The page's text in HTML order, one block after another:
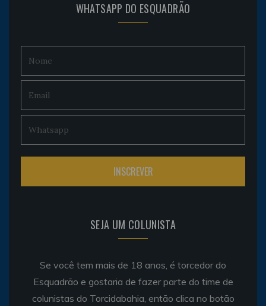
WHATSAPP DO ESQUADRÃO
SEJA UM COLUNISTA
Se você tem mais de 18 anos, é torcedor do
Esquadrão e gostaria de fazer parte do time de
colunistas do Torcidabahia, então clica no botão